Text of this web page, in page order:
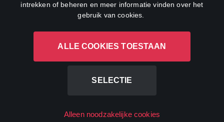
intrekken of beheren en meer informatie vinden over het
gebruik van cookies.
ALLE COOKIES TOESTAAN
SELECTIE
Alleen noodzakelijke cookies
CANAL+ Luxembourg S. à r.l., Rue Albert Borschette 4, L-1246